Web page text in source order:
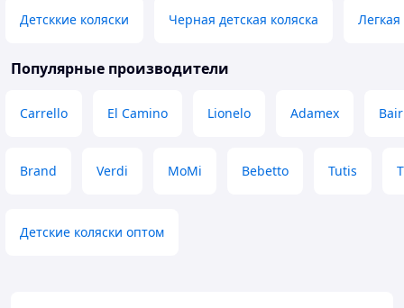
Детсккие коляски Черная детская коляска Легкая
Популярные производители
Carrello El Camino Lionelo Adamex Bair
Brand Verdi MoMi Bebetto Tutis
Детские коляски оптом